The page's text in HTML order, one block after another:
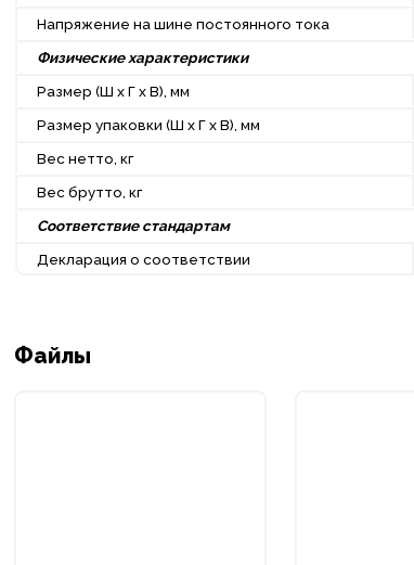
Напряжение на шине постоянного тока
Физические характеристики
Размер (Ш х Г х В), мм
Размер упаковки (Ш х Г х В), мм
Вес нетто, кг
Вес брутто, кг
Соответствие стандартам
Декларация о соответствии
Файлы